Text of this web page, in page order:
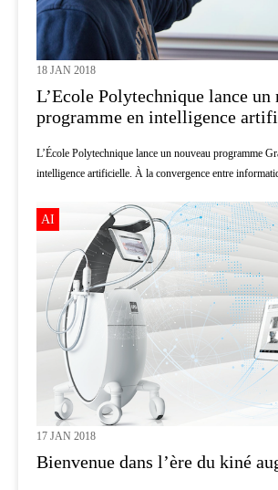
18 JAN 2018
L’Ecole Polytechnique lance un
programme en intelligence
L’École Polytechnique lance un nouveau programme
intelligence artificielle. À la convergence entre
AI
17 JAN 2018
Bienvenue dans l’ère du kiné